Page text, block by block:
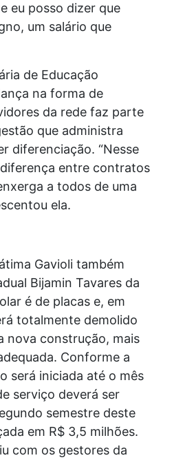
eu posso dizer que
um salário que
de Educação
na forma de
da rede faz parte
que administra
diferenciação. “Nesse
entre contratos
a todos de uma
ela.
Gavioli também
Bijamin Tavares da
é de placas e, em
totalmente demolido
nova construção, mais
Conforme a
será iniciada até o mês
serviço deverá ser
semestre deste
em R$ 3,5 milhões.
com os gestores da